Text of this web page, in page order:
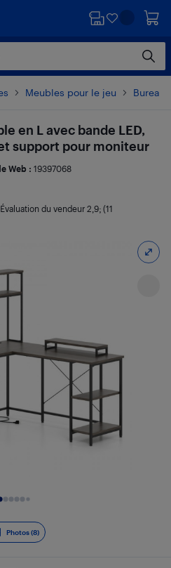
Meubles pour le jeu
Photos (8)
en L avec bande LED,
support pour moniteur
Web : 19397068
Évaluation du vendeur 2,9; (11